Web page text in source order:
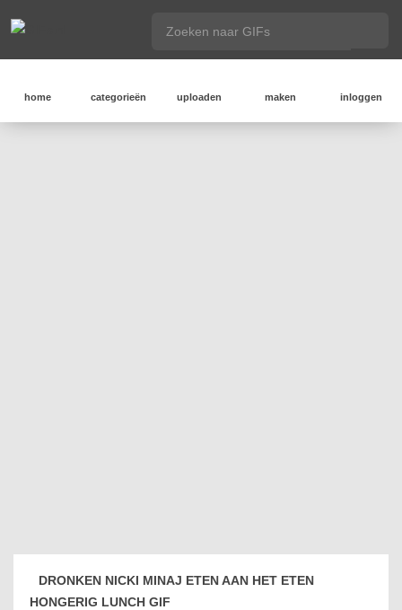
home categorieën uploaden maken inloggen
DRONKEN NICKI MINAJ ETEN AAN HET ETEN
HONGERIG LUNCH GIF